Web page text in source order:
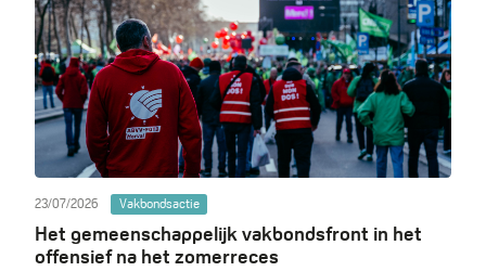
23/07/2026 Vakbondsactie
Het gemeenschappelijk vakbondsfront in het
offensief na het zomerreces